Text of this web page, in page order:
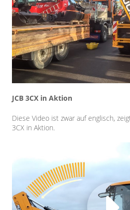
JCB 3CX in Aktion
Diese Video ist zwar auf englisch,
3CX in Aktion.